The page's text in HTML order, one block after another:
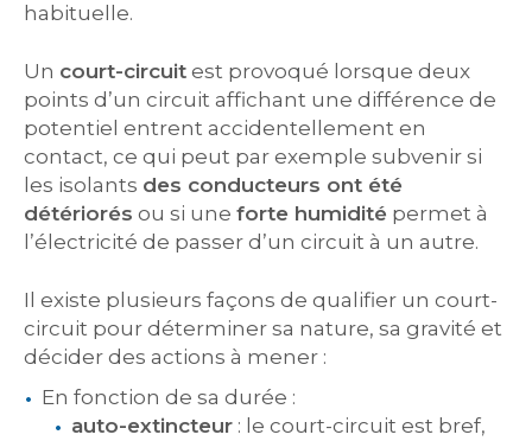
habituelle.
Un court-circuit est provoqué lorsque deux
points d’un circuit affichant une différence de
potentiel entrent accidentellement en
contact, ce qui peut par exemple subvenir si
les isolants des conducteurs ont été
détériorés ou si une forte humidité permet à
l’électricité de passer d’un circuit à un autre.
Il existe plusieurs façons de qualifier un court-
circuit pour déterminer sa nature, sa gravité et
décider des actions à mener :
En fonction de sa durée :
auto-extincteur : le court-circuit est bref,